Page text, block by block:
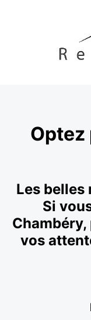
Optez
Les belles
Si
vos